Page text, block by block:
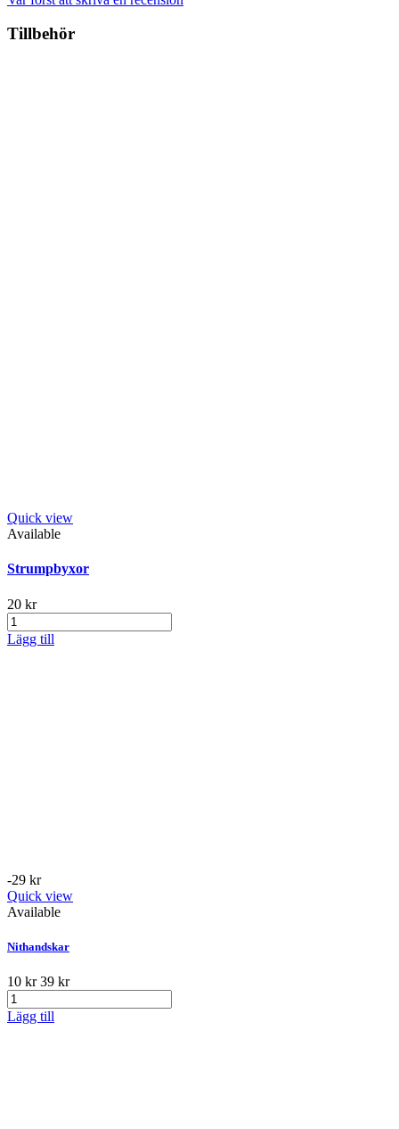
Tillbehör
Quick view
Available
Strumpbyxor
20 kr
Lägg till
-29 kr
Quick view
Available
Nithandskar
10 kr39 kr
Lägg till